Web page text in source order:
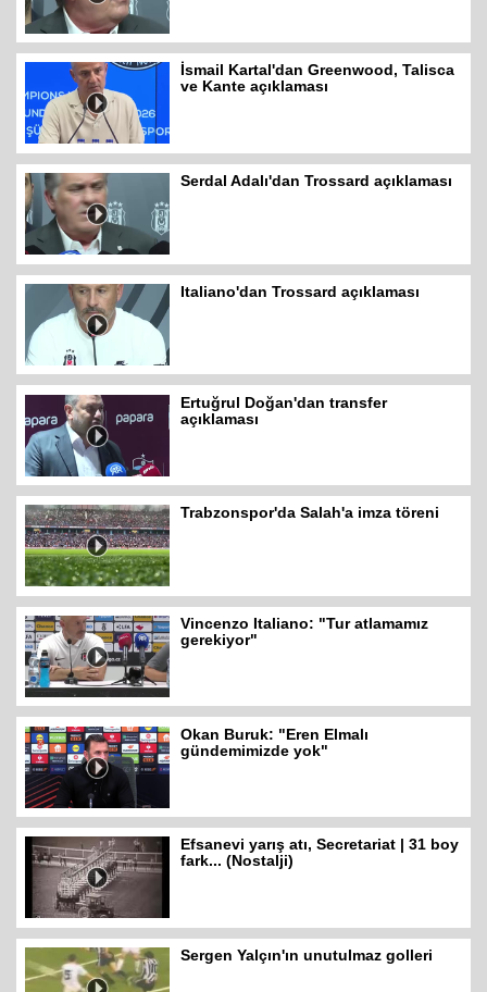
İsmail Kartal'dan Greenwood, Talisca
ve Kante açıklaması
Serdal Adalı'dan Trossard açıklaması
Italiano'dan Trossard açıklaması
Ertuğrul Doğan'dan transfer
açıklaması
Trabzonspor'da Salah'a imza töreni
Vincenzo Italiano: "Tur atlamamız
gerekiyor"
Okan Buruk: "Eren Elmalı
gündemimizde yok"
Efsanevi yarış atı, Secretariat | 31 boy
fark... (Nostalji)
Sergen Yalçın'ın unutulmaz golleri